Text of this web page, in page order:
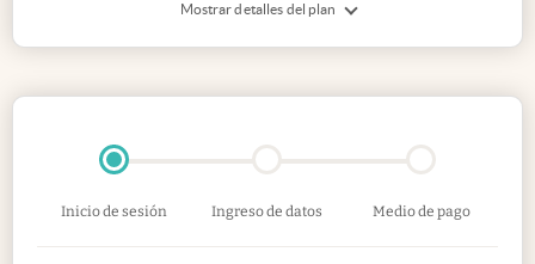
Mostrar detalles del plan
Inicio de sesión Ingreso de datos Medio de pago